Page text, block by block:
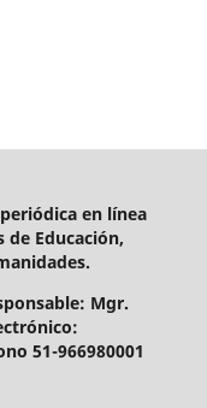
en línea
Educación,
Mgr.
51-966980001